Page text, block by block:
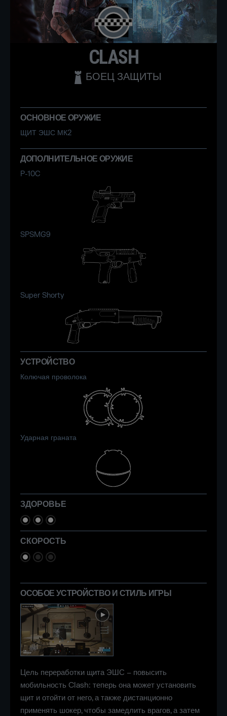
CLASH
БОЕЦ ЗАЩИТЫ
ОСНОВНОЕ ОРУЖИЕ
ЩИТ ЭШС МК2
ДОПОЛНИТЕЛЬНОЕ ОРУЖИЕ
P-10C
SPSMG9
Super Shorty
УСТРОЙСТВО
Колючая проволока
Ударная граната
ЗДОРОВЬЕ
СКОРОСТЬ
ОСОБОЕ УСТРОЙСТВО И СТИЛЬ ИГРЫ
Цель переработки щита ЭШС – повысить
мобильность Clash: теперь она может установить
щит и отойти от него, а также дистанционно
применять шокер, чтобы замедлить врагов, а затем